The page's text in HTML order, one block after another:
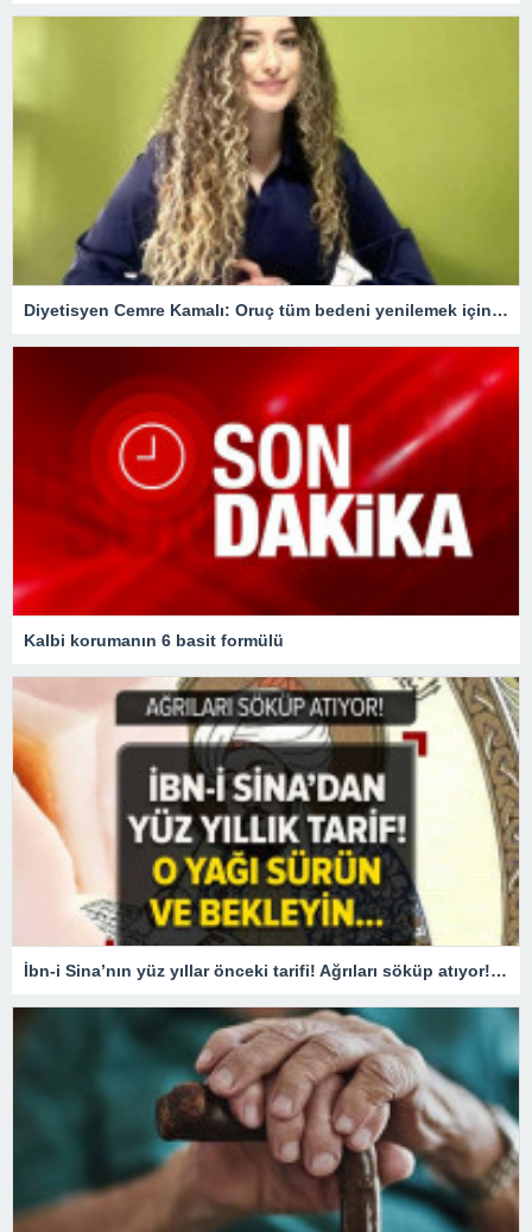
Diyetisyen Cemre Kamalı: Oruç tüm bedeni yenilemek için bir fırsat
Kalbi korumanın 6 basit formülü
İbn-i Sina’nın yüz yıllar önceki tarifi! Ağrıları söküp atıyor! O yağı sürün ve bekleyin